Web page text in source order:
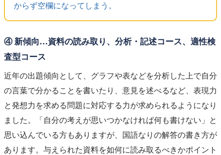
からず空欄になってしまう。
④ 新傾向…資料の読み取り、分析・記述コース、適性検
査型コース
近年の出題傾向として、グラフや表などを分析した上で自分
の言葉で分かることを書いたり、意見を述べるなど、 表現力
と発想力 を求める問題に対応する力が求められるようになり
ました。「自分の考えが思いつかなければ何も書けない」と
思い込んでいる方もありますが、国語なりの解答の書き方が
あります。与えられた資料を如何に読み取るべきかポイント